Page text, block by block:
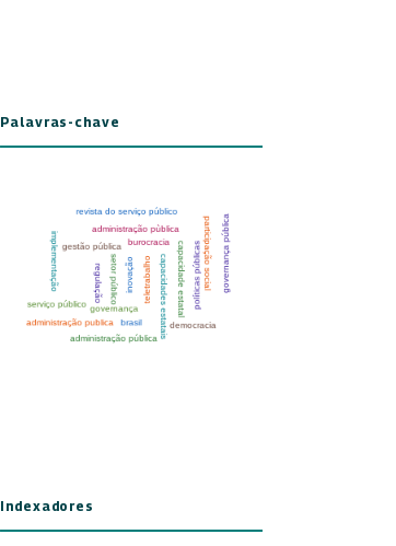
Palavras-chave
Indexadores